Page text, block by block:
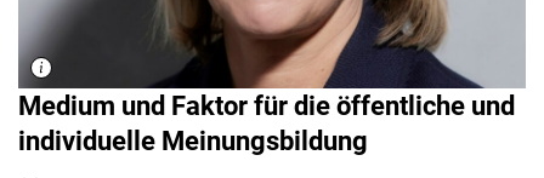
Medium und Faktor für die öffentliche und
individuelle Meinungsbildung